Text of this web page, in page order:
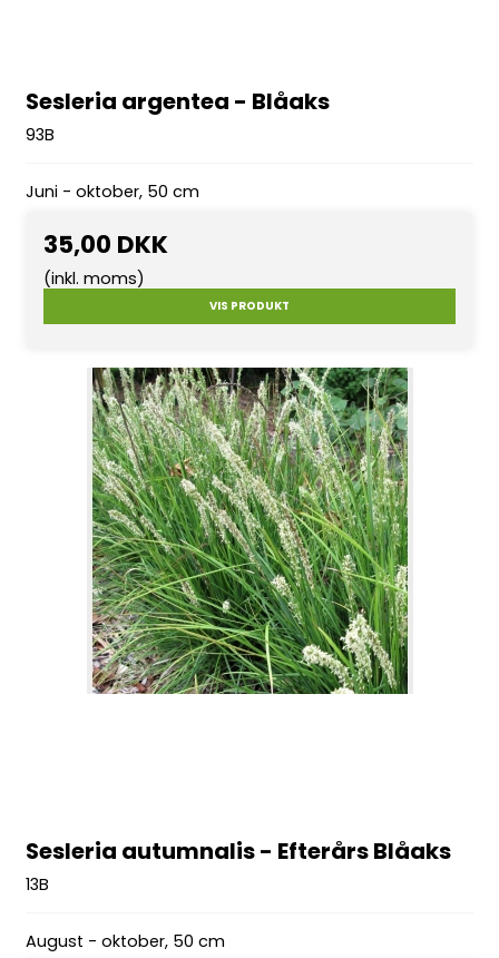
Sesleria argentea - Blåaks
93B
Juni - oktober, 50 cm
35,00 DKK
(inkl. moms)
VIS PRODUKT
Sesleria autumnalis - Efterårs Blåaks
13B
August - oktober, 50 cm